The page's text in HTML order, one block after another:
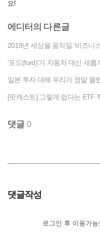
요!
에디터의 다른글
2019년 세상을 움직일 '비즈니
'포드(ford)'가 자동차 대신 새롭
일본 투자 대해 우리가 정말 몰
[팟캐스트] 그렇게 쉽다는 ETF
댓글0
댓글작성
로그인 후 이용가능